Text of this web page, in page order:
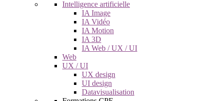
Intelligence artificielle
IA Image
IA Vidéo
IA Motion
IA 3D
IA Web / UX / UI
Web
UX / UI
UX design
UI design
Datavisualisation